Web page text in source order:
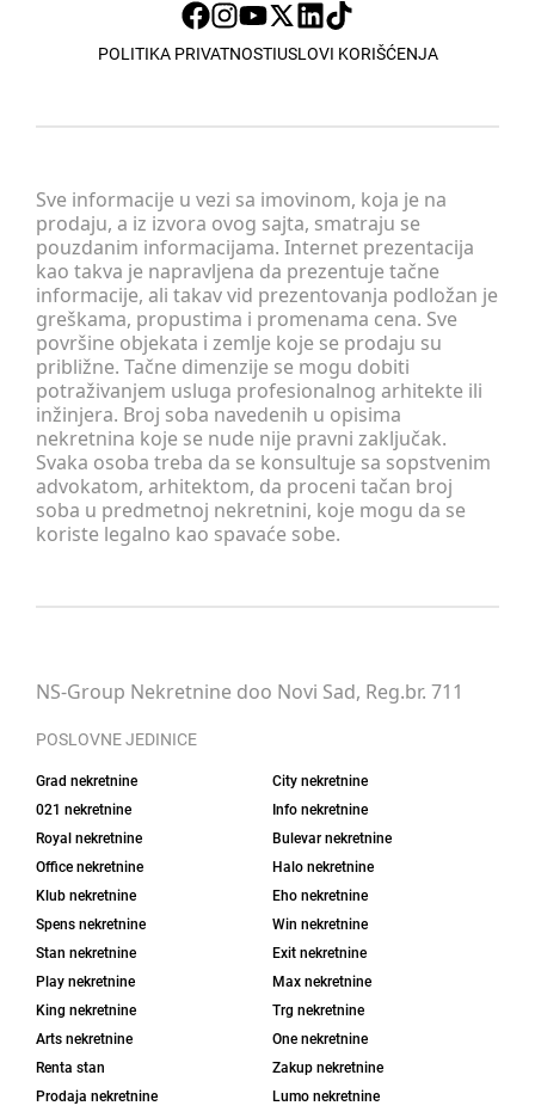
POLITIKA PRIVATNOSTIUSLOVI KORIŠĆENJA
Sve informacije u vezi sa imovinom, koja je na
prodaju, a iz izvora ovog sajta, smatraju se
pouzdanim informacijama. Internet prezentacija
kao takva je napravljena da prezentuje tačne
informacije, ali takav vid prezentovanja podložan je
greškama, propustima i promenama cena. Sve
površine objekata i zemlje koje se prodaju su
približne. Tačne dimenzije se mogu dobiti
potraživanjem usluga profesionalnog arhitekte ili
inžinjera. Broj soba navedenih u opisima
nekretnina koje se nude nije pravni zaključak.
Svaka osoba treba da se konsultuje sa sopstvenim
advokatom, arhitektom, da proceni tačan broj
soba u predmetnoj nekretnini, koje mogu da se
koriste legalno kao spavaće sobe.
NS-Group Nekretnine doo Novi Sad, Reg.br. 711
POSLOVNE JEDINICE
Grad nekretnine
City nekretnine
021 nekretnine
Info nekretnine
Royal nekretnine
Bulevar nekretnine
Office nekretnine
Halo nekretnine
Klub nekretnine
Eho nekretnine
Spens nekretnine
Win nekretnine
Stan nekretnine
Exit nekretnine
Play nekretnine
Max nekretnine
King nekretnine
Trg nekretnine
Arts nekretnine
One nekretnine
Renta stan
Zakup nekretnine
Prodaja nekretnine
Lumo nekretnine